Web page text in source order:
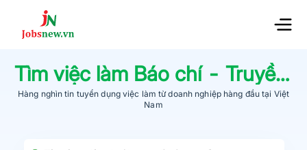
Tìm việc làm Báo chí - Truyền hình
Hàng nghìn tin tuyển dụng việc làm từdoanh nghiệp hàng đầu tại Việt
Nam